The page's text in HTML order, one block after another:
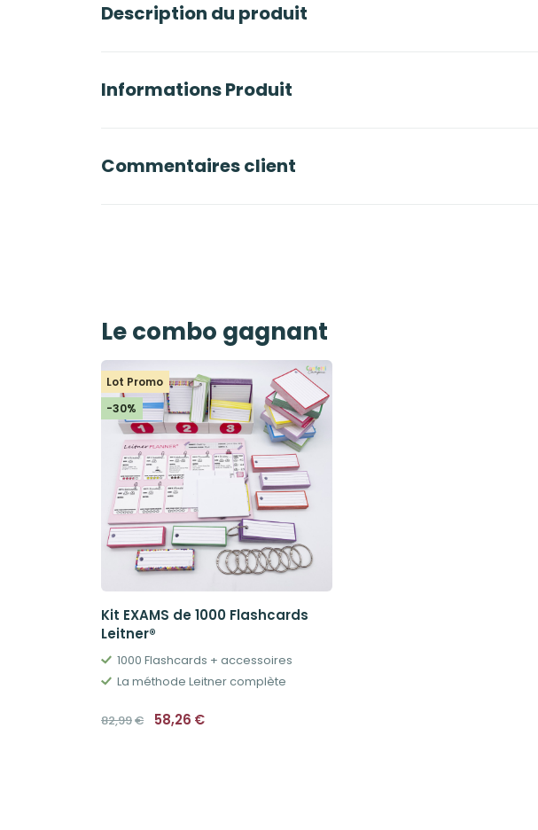
Description du produit
Informations Produit
Commentaires client
Le combo gagnant
Lot Promo
-30%
Kit EXAMS de 1000 Flashcards
Leitner®
1000 Flashcards + accessoires
La méthode Leitner complète
82,99€ Le
prix
58,26 €